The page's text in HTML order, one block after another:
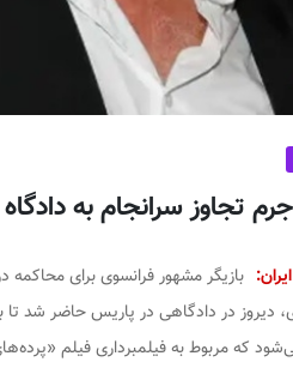
جرم تجاوز سرانجام به
بازیگر مشهور فرانسوی برای محاکمه
که مربوط به فیلمبرداری فیلم